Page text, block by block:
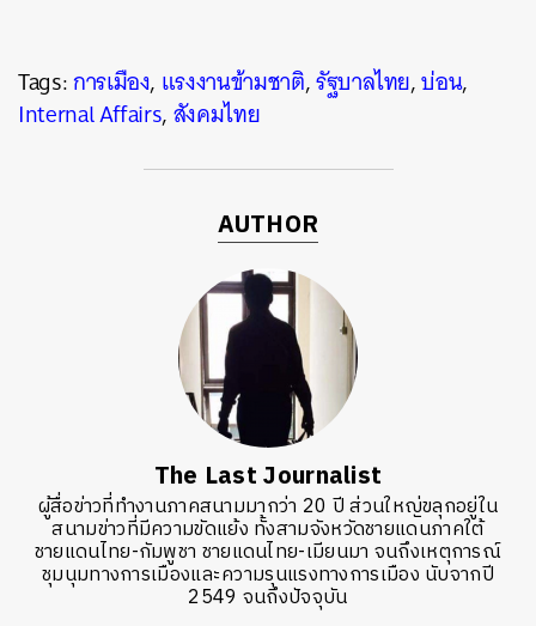
Tags:การเมือง, แรงงานข้ามชาติ,รัฐบาลไทย,บ่อน,
Internal Affairs,สังคมไทย
AUTHOR
The Last Journalist
ผู้สื่อข่าวที่ทำงานภาคสนามมากว่า 20 ปี ส่วนใหญ่ขลุกอยู่ใน
สนามข่าวที่มีความขัดแย้ง ทั้งสามจังหวัดชายแดนภาคใต้
ชายแดนไทย-กัมพูชา ชายแดนไทย-เมียนมา จนถึงเหตุการณ์
ชุมนุมทางการเมืองและความรุนแรงทางการเมือง นับจากปี
2549 จนถึงปัจจุบัน